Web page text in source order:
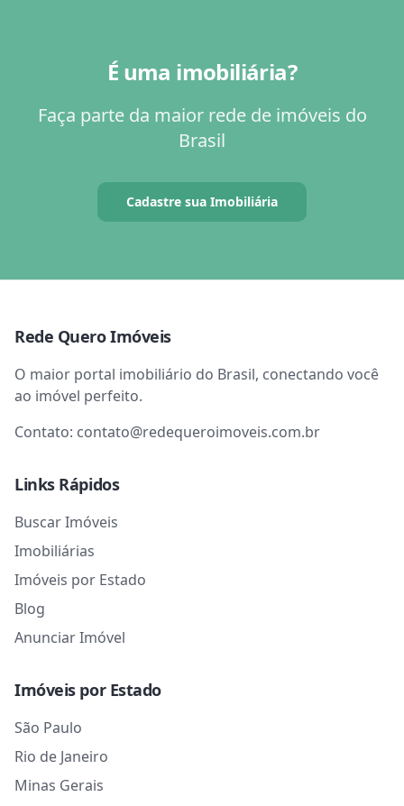
É uma imobiliária?
Faça parte da maior rede de imóveis do
Brasil
Cadastre sua Imobiliária
Rede Quero Imóveis
O maior portal imobiliário do Brasil, conectando você
ao imóvel perfeito.
Contato: contato@redequeroimoveis.com.br
Links Rápidos
Buscar Imóveis
Imobiliárias
Imóveis por Estado
Blog
Anunciar Imóvel
Imóveis por Estado
São Paulo
Rio de Janeiro
Minas Gerais